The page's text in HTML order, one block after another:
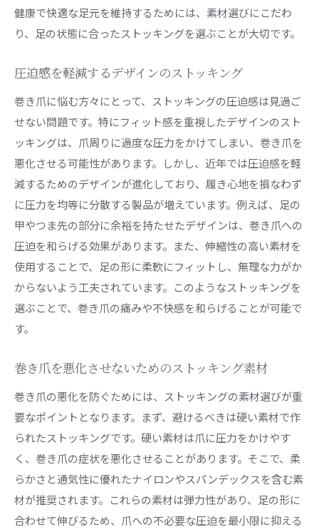
健康で快適な足元を維持するためには、素材選びにこだわ
り、足の状態に合ったストッキングを選ぶことが大切です。
圧迫感を軽減するデザインのストッキング
巻き爪に悩む方々にとって、ストッキングの圧迫感は見過ご
せない問題です。特にフィット感を重視したデザインのスト
ッキングは、爪周りに過度な圧力をかけてしまい、巻き爪を
悪化させる可能性があります。しかし、近年では圧迫感を軽
減するためのデザインが進化しており、履き心地を損なわず
に圧力を均等に分散する製品が増えています。例えば、足の
甲やつま先の部分に余裕を持たせたデザインは、巻き爪への
圧迫を和らげる効果があります。また、伸縮性の高い素材を
使用することで、足の形に柔軟にフィットし、無理な力がか
からないよう工夫されています。このようなストッキングを
選ぶことで、巻き爪の痛みや不快感を和らげることが可能で
す。
巻き爪を悪化させないためのストッキング素材
巻き爪の悪化を防ぐためには、ストッキングの素材選びが重
要なポイントとなります。まず、避けるべきは硬い素材で作
られたストッキングです。硬い素材は爪に圧力をかけやす
く、巻き爪の症状を悪化させることがあります。そこで、柔
らかさと通気性に優れたナイロンやスパンデックスを含む素
材が推奨されます。これらの素材は弾力性があり、足の形に
合わせて伸びるため、爪への不必要な圧迫を最小限に抑える